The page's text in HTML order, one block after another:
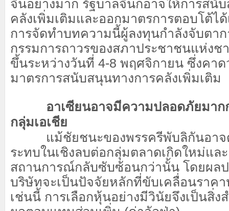
จีนอย่างมาก รัฐบาลจีนก็อาจให้การสนั
คลังเพิ่มเติมและออกมาตรการตอบโต้ไ
การจัดทำบทความนี้ผู้ลงทุนกำลังจับตา
กรรมการถาวรของสภาประชาชนแห่งช
ขึ้นระหว่างวันที่ 4-8 พฤศจิกายน ซึ่งคา
มาตรการสนับสนุนทางการคลังเพิ่มเติม
อาเซียนอาจมีความปลอดภัยมากก
กลุ่มเอเชีย
แม้ชัยชนะของพรรครีพับลิกันอาจดู
ระทบในเชิงลบต่อกลุ่มตลาดเกิดใหม่แล
สถานการณ์กลับซับซ้อนกว่านั้น โดยผลป
บริษัทจะเป็นปัจจัยหลักที่ขับเคลื่อนราค
เช่นนี้ การเลือกหุ้นอย่างมีวินัยจึงเป็นสิ่ง